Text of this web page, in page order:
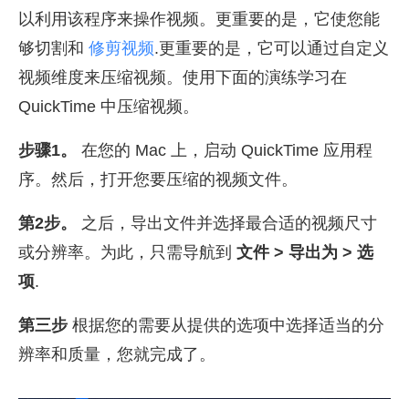
以利用该程序来操作视频。更重要的是，它使您能
够切割和 修剪视频.更重要的是，它可以通过自定义
视频维度来压缩视频。使用下面的演练学习在
QuickTime 中压缩视频。
步骤1。
在您的 Mac 上，启动 QuickTime 应用程
序。然后，打开您要压缩的视频文件。
第2步。
之后，导出文件并选择最合适的视频尺寸
或分辨率。为此，只需导航到 文件 > 导出为 > 选
项.
第三步 根据您的需要从提供的选项中选择适当的分
辨率和质量，您就完成了。